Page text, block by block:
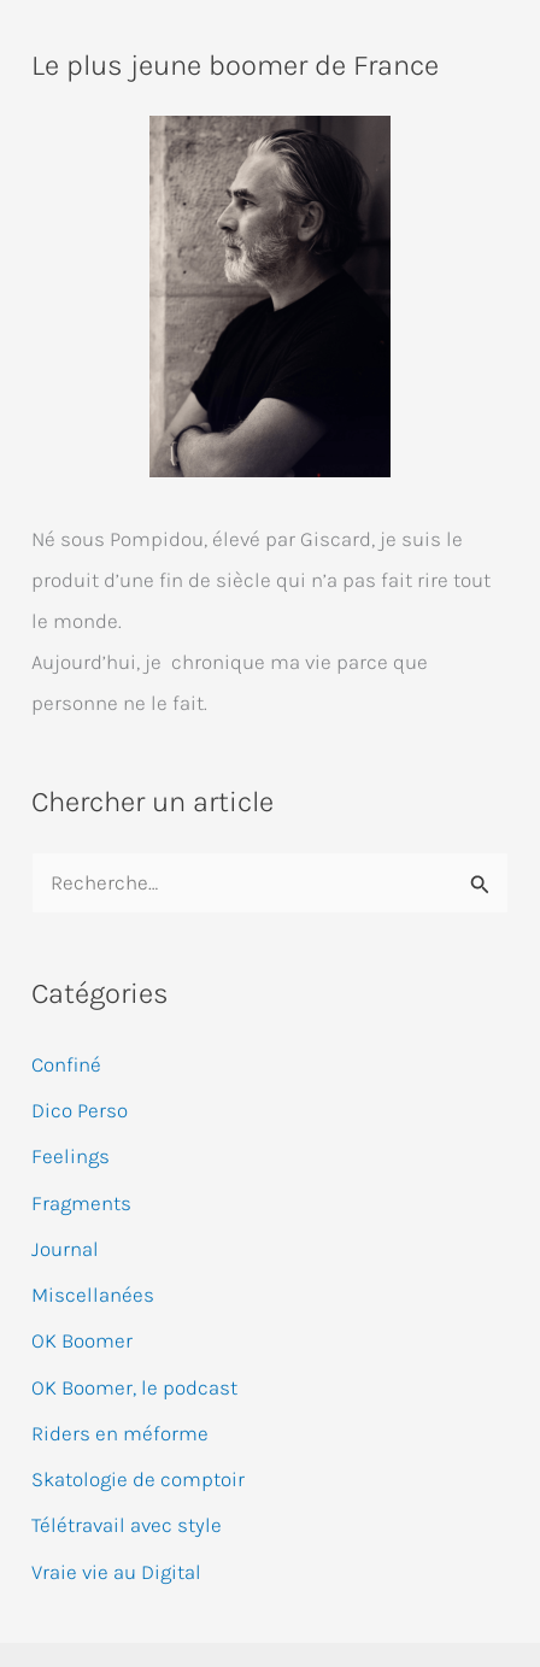
Le plus jeune boomer de France
Né sous Pompidou, élevé par Giscard, je suis le
produit d’une fin de siècle qui n’a pas fait rire tout
le monde.
Aujourd’hui, je chronique ma vie parce que
personne ne le fait.
Chercher un article
h
r
c
h
e
r
Catégories
Confiné
Dico Perso
Feelings
Fragments
Journal
Miscellanées
OK Boomer
OK Boomer, le podcast
Riders en méforme
Skatologie de comptoir
Télétravail avec style
Vraie vie au Digital